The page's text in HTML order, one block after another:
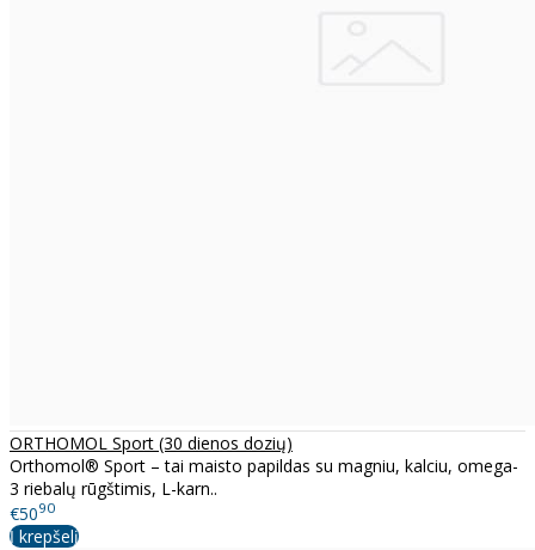
ORTHOMOL Sport (30 dienos dozių)
Orthomol® Sport – tai maisto papildas su magniu, kalciu, omega-
3 riebalų rūgštimis, L-karn..
€5090
Į krepšelį